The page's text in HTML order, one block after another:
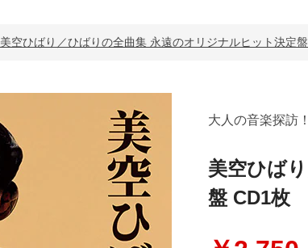
美空ひばり／ひばりの全曲集 永遠のオリジナルヒット決定
大人の音楽探訪
美空ひば
盤 CD1枚